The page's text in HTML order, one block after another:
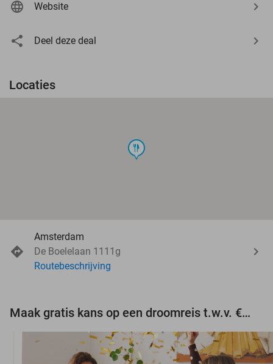
Website
Deel deze deal
Locaties
food
Amsterdam
De Boelelaan 1111g
Routebeschrijving
Maak gratis kans op een droomreis t.w.v. €3.000!